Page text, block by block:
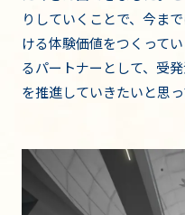
りしていくことで、今ま
ける体験価値をつくって
るパートナーとして、受
を推進していきたいと思っ